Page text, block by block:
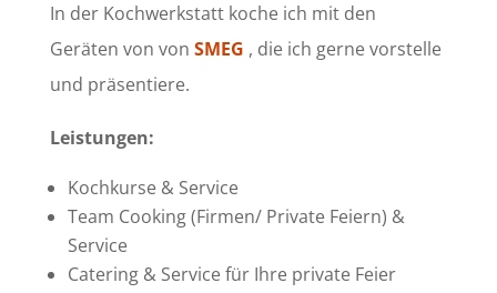
In der Kochwerkstatt koche ich mit den
Geräten von von SMEG , die ich gerne vorstelle
und präsentiere.
Leistungen:
Kochkurse & Service
Team Cooking (Firmen/ Private Feiern) &
Service
Catering & Service für Ihre private Feier